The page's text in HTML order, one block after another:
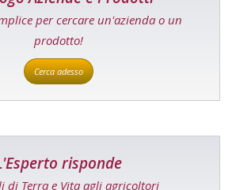
per cercare un'azienda o un
prodotto!
Cerca adesso
risponde
di Terra e Vita agli agricoltori